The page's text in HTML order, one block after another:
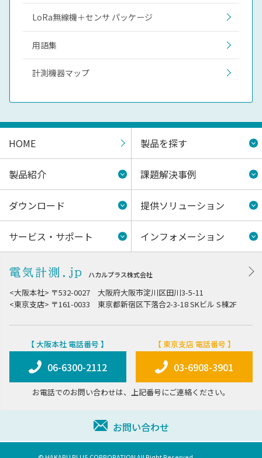
LoRa無線機＋センサ パッケージ
用語集
計測機器マップ
HOME 製品を探す
製品紹介 課題解決事例
ダウンロード 提供ソリューション
サービス・サポート インフォメーション
ハカルプラス株式会社
<大阪本社> 〒532-0027 大阪府大阪市淀川区田川3-5-11
<東京支店> 〒161-0033 東京都新宿区下落合2-3-18 SKビル S棟2F
【 大阪本社 電話番号 】
06-6300-2112
【 東京支店 電話番号 】
03-6908-3901
お電話でのお問い合わせは、上記番号にご連絡ください。
お問い合わせ